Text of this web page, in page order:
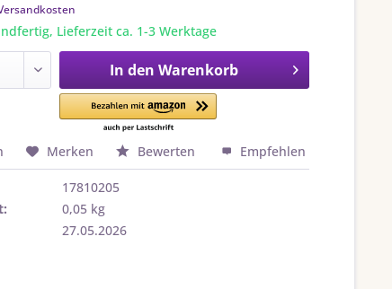
Lieferzeit ca. 1-3 Werktage
In den Warenkorb
Merken Bewerten Empfehlen
17810205
0,05 kg
27.05.2026